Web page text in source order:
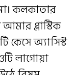
কলকাতার
প্লাস্টিক
কেসে অ্যাসিস্ট
লাগোয়া